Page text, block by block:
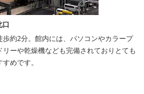
口
約2分。館内には、パソコンやカラープ
リーや乾燥機なども完備されておりとても
めです。